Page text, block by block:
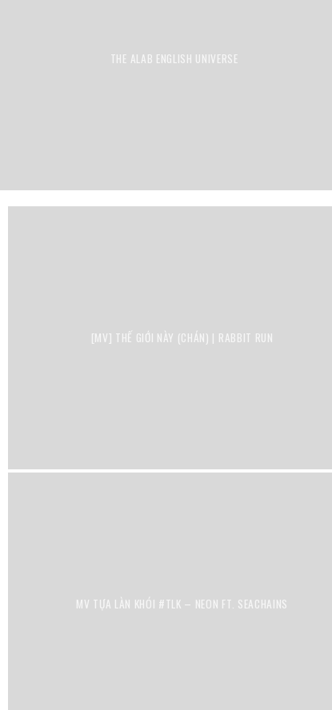
THE ALAB ENGLISH UNIVERSE
[MV] THẾ GIỚI NÀY (CHÁN) | RABBIT RUN
MV TỰA LÀN KHÓI #TLK – NEON FT. SEACHAINS